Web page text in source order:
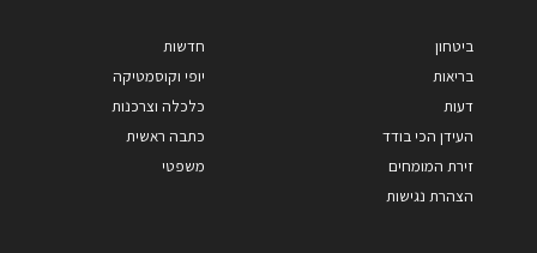
ביטחון
בריאות
דעות
העידן הכי בודד
זירת המומחים
הצהרת נגישות
חדשות
יופי וקוסמטיקה
כלכלה וצרכנות
כתבה ראשית
משפטי